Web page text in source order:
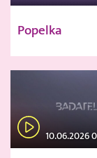
Popelka
10.06.2026